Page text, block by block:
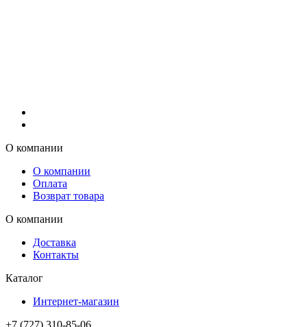
О компании
О компании
Оплата
Возврат товара
О компании
Доставка
Контакты
Каталог
Интернет-магазин
+7 (727) 310-85-06